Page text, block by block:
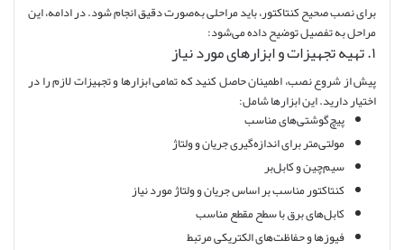
برای نصب صحیح کنتاکتور، باید مراحلی به‌صورت دقیق انجام شود. در ادامه، این
مراحل به تفصیل توضیح داده می‌شود:
۱. تهیه تجهیزات و ابزارهای مورد نیاز
پیش از شروع نصب، اطمینان حاصل کنید که تمامی ابزارها و تجهیزات لازم را در
اختیار دارید. این ابزارها شامل:
پیچ‌گوشتی‌های مناسب
مولتی‌متر برای اندازه‌گیری جریان و ولتاژ
سیم‌چین و کابل‌بر
کنتاکتور مناسب بر اساس جریان و ولتاژ مورد نیاز
کابل‌های برق با سطح مقطع مناسب
فیوزها و حفاظت‌های الکتریکی مرتبط